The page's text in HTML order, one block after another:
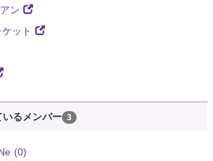
ン
ット
いるメンバー 3
(0)